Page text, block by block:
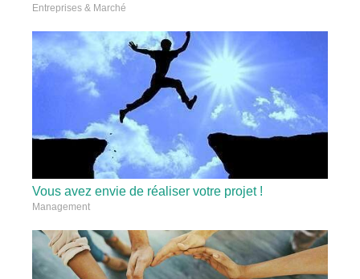
Entreprises & Marché
Vous avez envie de réaliser votre projet !
Management